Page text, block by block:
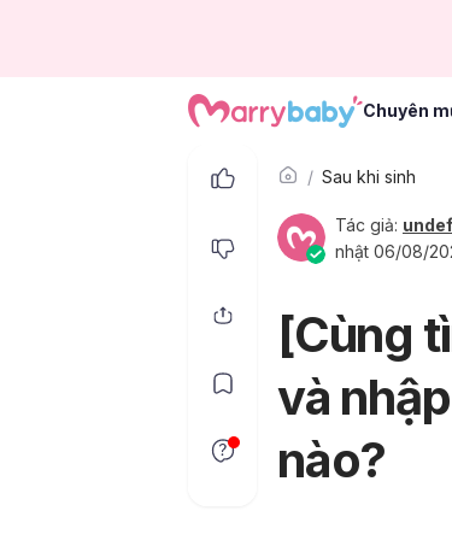
Chuyên
Sau khi sinh
Tác giả:
nhật 06/08/
[Cùng
và
nào?